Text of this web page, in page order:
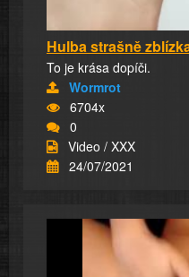
Hulba strašně
To je krása dopíči.
Wormrot
6704x
0
Video / XXX
24/07/2021